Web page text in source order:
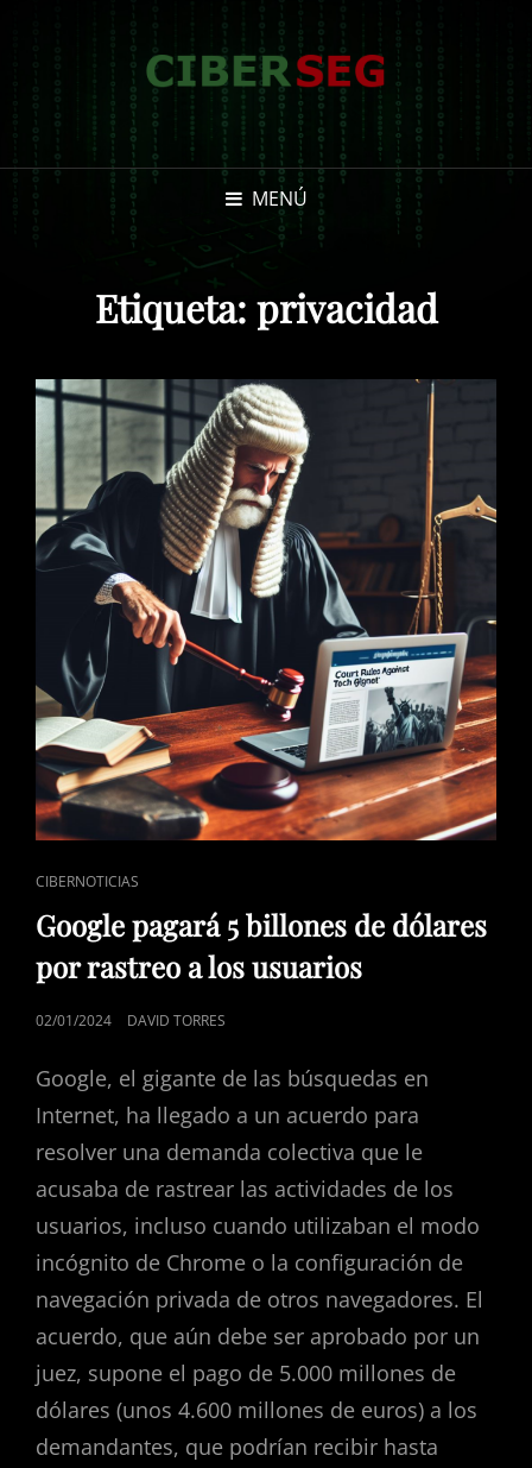
MENÚ
Etiqueta: privacidad
ENLACES
DE
CATEGORÍAS
CIBERNOTICIAS
Google pagará 5 billones de dólares
por rastreo a los usuarios
PUBLICADO
02/01/2024 DAVID TORRES
Google, el gigante de las búsquedas en
Internet, ha llegado a un acuerdo para
resolver una demanda colectiva que le
acusaba de rastrear las actividades de los
usuarios, incluso cuando utilizaban el modo
incógnito de Chrome o la configuración de
navegación privada de otros navegadores. El
acuerdo, que aún debe ser aprobado por un
juez, supone el pago de 5.000 millones de
dólares (unos 4.600 millones de euros) a los
demandantes, que podrían recibir hasta